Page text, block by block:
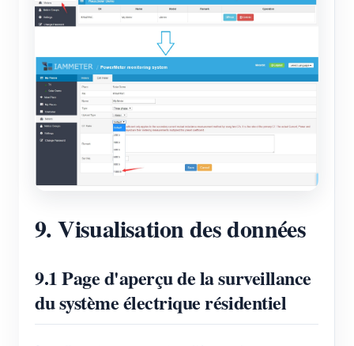
9. Visualisation des données
9.1 Page d'aperçu de la surveillance
du système électrique résidentiel